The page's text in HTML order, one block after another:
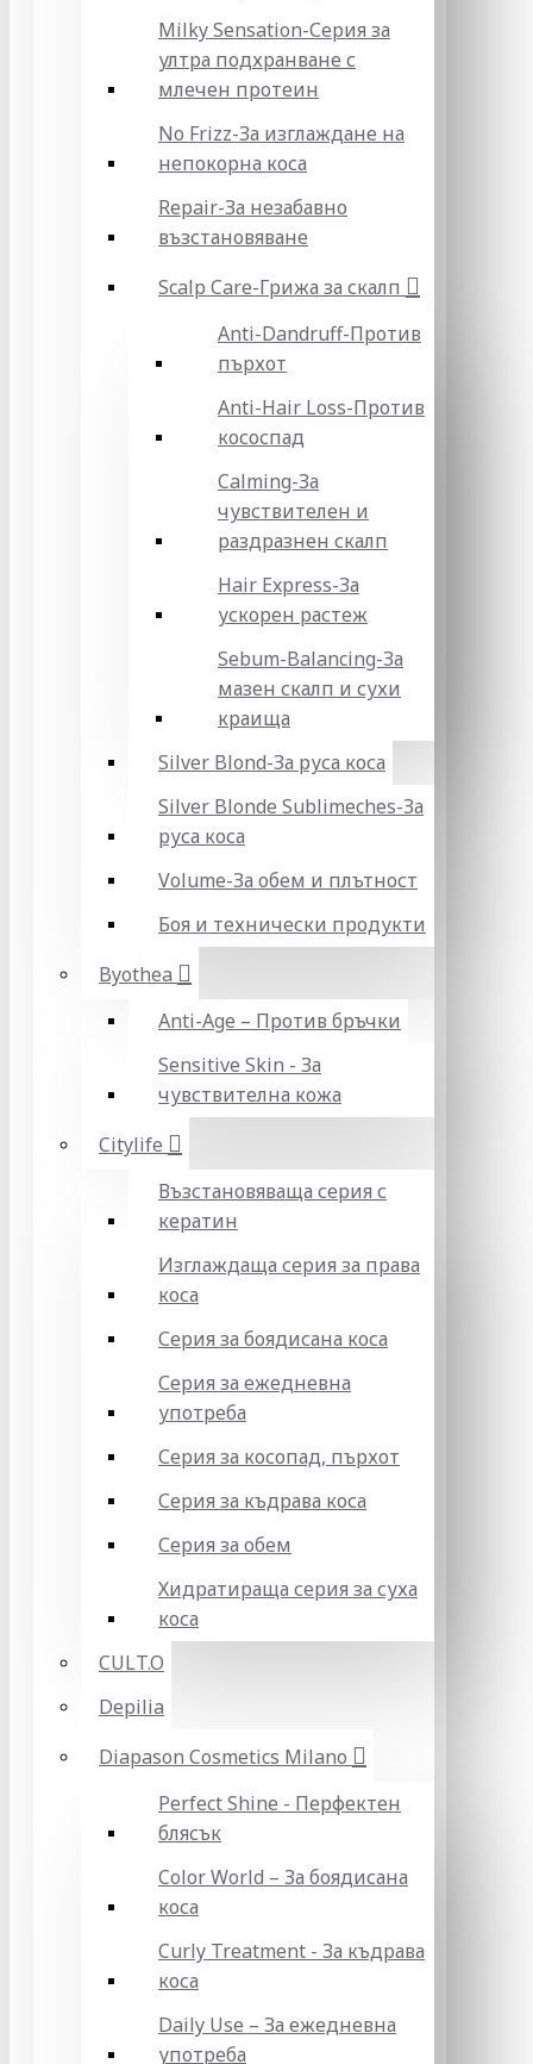
Milky Sensation-Серия за
ултра подхранване с
млечен протеин
No Frizz-За изглаждане на
непокорна коса
Repair-За незабавно
възстановяване
Scalp Care-Грижа за скалп
Anti-Dandruff-Против
пърхот
Anti-Hair Loss-Против
кососпад
Calming-За
чувствителен и
раздразнен скалп
Hair Express-За
ускорен растеж
Sebum-Balancing-За
мазен скалп и сухи
краища
Silver Blond-За руса коса
Silver Blonde Sublіmeches-За
руса коса
Volume-За обем и плътност
Боя и технически продукти
Byothea
Anti-Age – Против бръчки
Sensitive Skin - За
чувствителна кожа
Citylife
Възстановяваща серия с
кератин
Изглаждаща серия за права
коса
Серия за боядисана коса
Серия за ежедневна
употреба
Серия за косопад, пърхот
Серия за къдрава коса
Серия за обем
Хидратираща серия за суха
коса
CULT.O
Depilia
Diapason Cosmetics Milano
Perfect Shine - Перфектен
блясък
Color World – За боядисана
коса
Curly Treatment - За къдрава
коса
Daily Use – За ежедневна
употреба